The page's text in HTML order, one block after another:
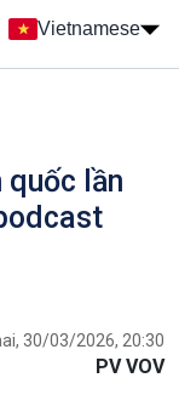
Vietnamese
quốc lần
30/03/2026, 20:30
PV VOV